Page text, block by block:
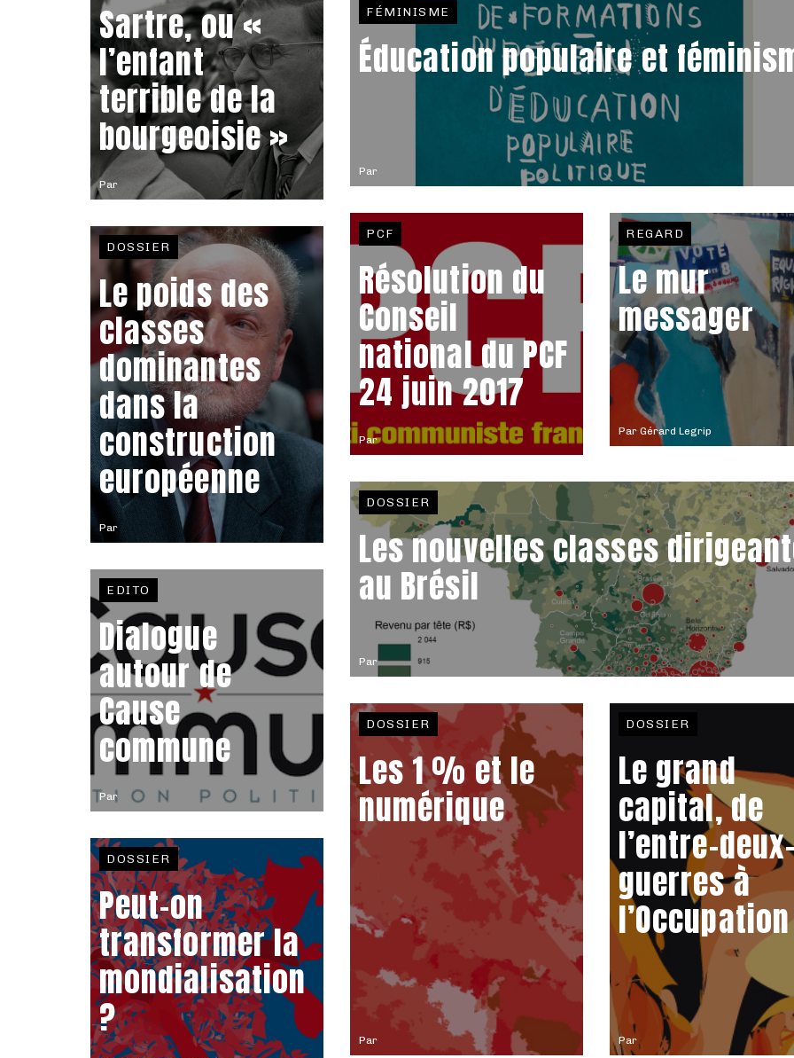
Par
Sartre, ou «
l’enfant
terrible de la
bourgeoisie »
Par
FÉMINISME
Éducation populaire et
Par
PCF
Résolution du
Conseil
national du PCF
24 juin 2017
Par Gérard Legrip
REGARD
Le mur
messager
Par
DOSSIER
Le poids des
classes
dominantes
dans la
construction
européenne
Par
DOSSIER
Les nouvelles classes
au Brésil
Par
EDITO
Dialogue
autour de
Cause
commune
Par
DOSSIER
Les 1 % et le
numérique
Par
DOSSIER
Le grand
capital, de
l’entre-
guerres à
l’Occupation
DOSSIER
Peut-on
transformer la
mondialisation
?